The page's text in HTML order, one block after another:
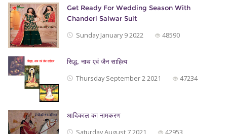
Get Ready For Wedding Season With
Chanderi Salwar Suit
Sunday January 9 2022 48590
सिद्ध, नाथ एवं जैन साहित्‍य
Thursday September 2 2021 47234
आदिकाल का नामकरण
Saturday August 7 2021 42953